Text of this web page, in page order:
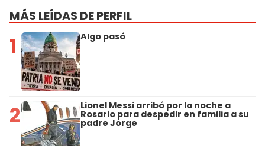
MÁS LEÍDAS DE PERFIL
1 Algo pasó
2 Lionel Messi arribó por la noche a
Rosario para despedir en familia a su
padre Jorge